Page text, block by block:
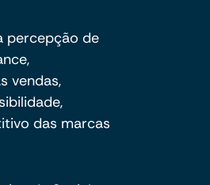
percepção de
vendas,
das marcas